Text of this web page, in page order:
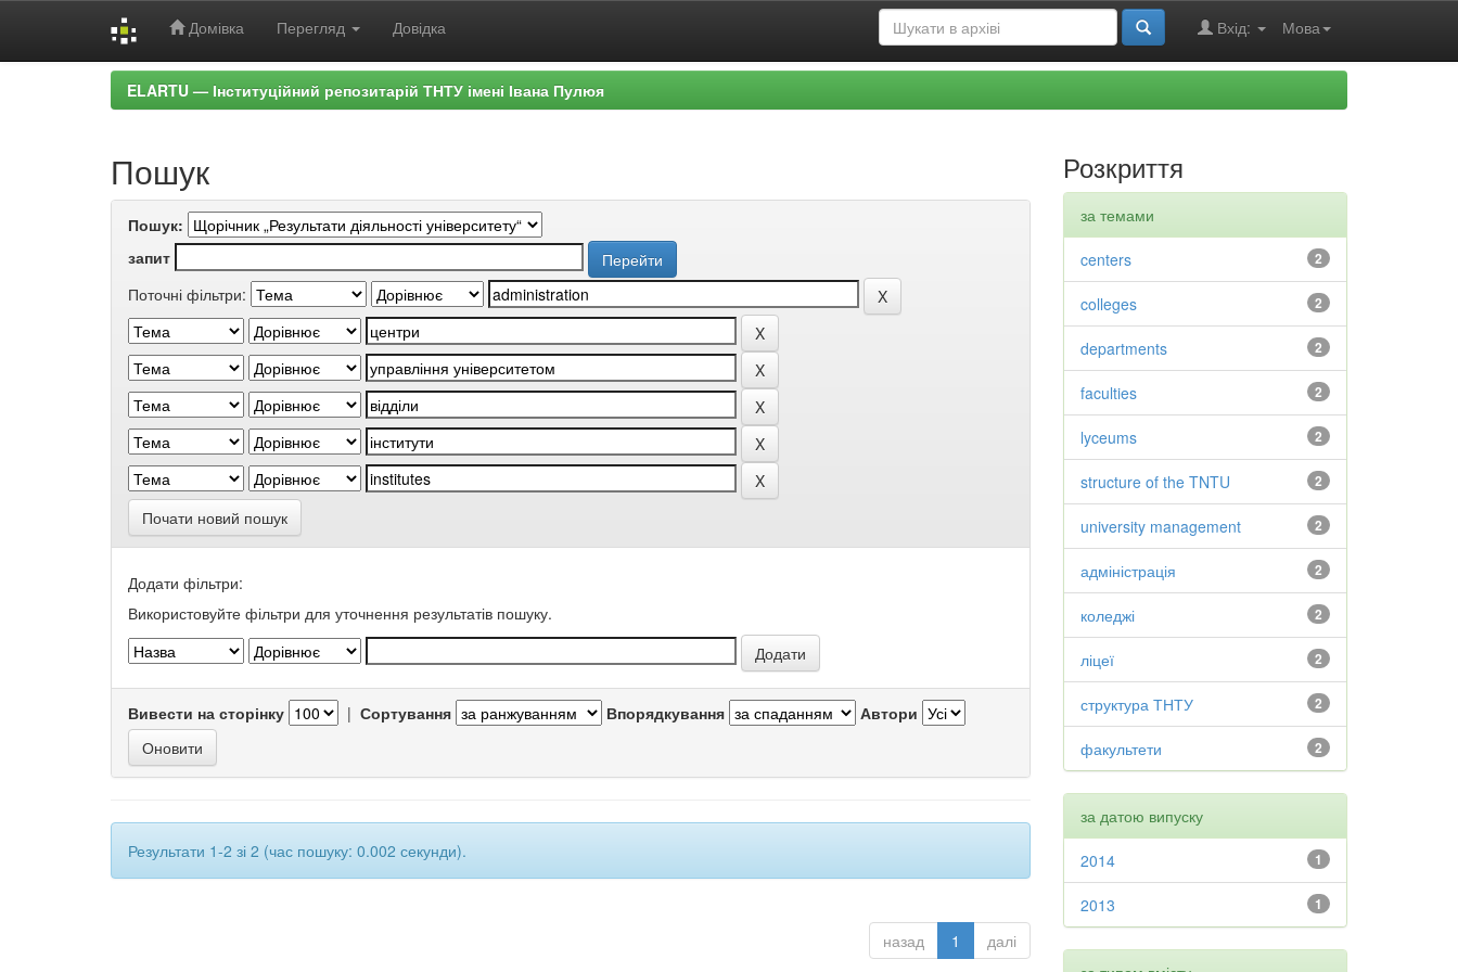
Домівка Перегляд Довідка Мова
Вхід:
ELARTU — Інституційний репозитарій ТНТУ імені Івана Пулюя
Пошук
Пошук:
запит
Поточні фільтри:
Почати новий пошук
Додати фільтри:
Використовуйте фільтри для уточнення результатів пошуку.
Вивести на сторінку | Сортування Впорядкування Автори
Результати 1-2 зі 2 (час пошуку: 0.002 секунди).
назад 1 далі
Розкриття
за темами
2
centers
2
colleges
2
departments
2
faculties
2
lyceums
2
structure of the TNTU
2
university management
2
адміністрація
2
коледжі
2
ліцеї
2
структура ТНТУ
2
факультети
за датою випуску
1
2014
1
2013